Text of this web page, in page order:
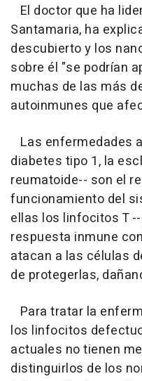
El doctor que ha
Santamaria, ha
descubierto y los
sobre él "se podrían
muchas de las más
autoinmunes que
Las enfermedades
diabetes tipo 1, la
reumatoide-- son el
funcionamiento del
ellas los linfocitos T
respuesta inmune
atacan a las células
de protegerlas,
Para tratar la
los linfocitos
actuales no tienen
distinguirlos de los